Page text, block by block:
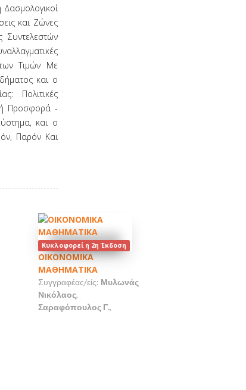
και Ζώνες
Συντελεστών
Τιμών Με
και ο
Πολιτικές
Προσφορά -
και ο
Παρόν Και
Κυκλοφορεί η 2η Έκδοση
ΟΙΚΟΝΟΜΙΚΑ
ΜΑΘΗΜΑΤΙΚΑ
Συγγραφέας/είς: Μυλωνάς
Νικόλαος,
Σαραφόπουλος Γ.,